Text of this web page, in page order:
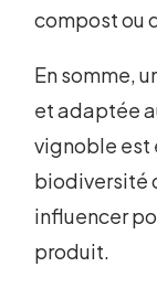
compost ou
En somme,
et adaptée
vignoble est
biodiversité
influencer
produit.